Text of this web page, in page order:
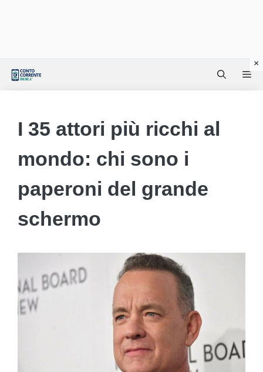
I 35 attori più ricchi al
mondo: chi sono i
paperoni del grande
schermo